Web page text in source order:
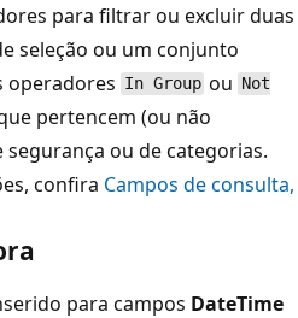
para filtrar ou excluir duas
seleção ou um conjunto
operadores In Group ou Not
pertencem (ou não
ou de categorias.
confira Campos de consulta,
para campos DateTime